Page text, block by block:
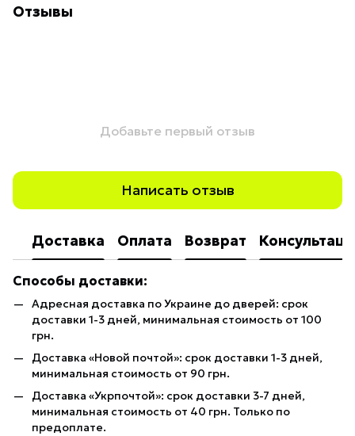
Отзывы
Добавьте первый отзыв
Написать отзыв
Доставка Оплата Возврат
Способы доставки:
Адресная доставка по Украине до дверей: срок
доставки 1-3 дней, минимальная стоимость от 100
грн.
Доставка «Новой почтой»: срок доставки 1-3 дней,
минимальная стоимость от 90 грн.
Доставка «Укрпочтой»: срок доставки 3-7 дней,
минимальная стоимость от 40 грн. Только по
предоплате.